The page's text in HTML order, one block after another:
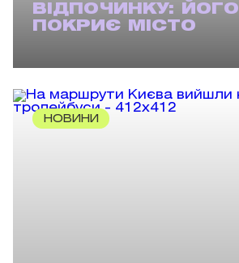
ВІДПОЧИНКУ: ЙОГО
ПОКРИЄ МІСТО
НОВИНИ